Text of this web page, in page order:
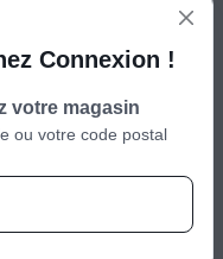
Connexion !
votre magasin
ou votre code postal